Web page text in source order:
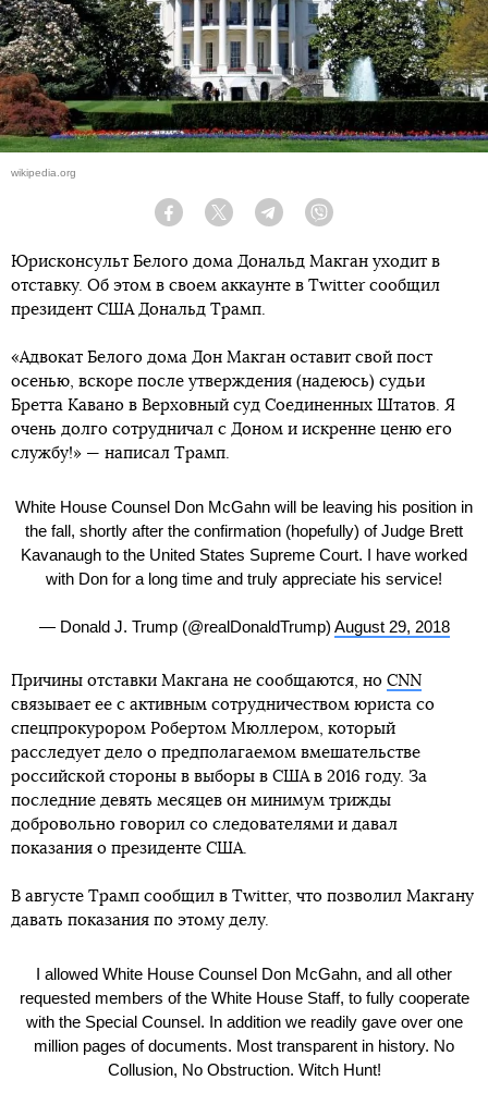
wikipedia.org
Facebook Twitter Telegram
Юрисконсульт Белого дома Дональд Макган уходит в
отставку. Об этом в своем аккаунте в Twitter сообщил
президент США Дональд Трамп.
«Адвокат Белого дома Дон Макган оставит свой пост
осенью, вскоре после утверждения (надеюсь) судьи
Бретта Кавано в Верховный суд Соединенных Штатов. Я
очень долго сотрудничал с Доном и искренне ценю его
службу!» — написал Трамп.
White House Counsel Don McGahn will be leaving his position in
the fall, shortly after the confirmation (hopefully) of Judge Brett
Kavanaugh to the United States Supreme Court. I have worked
with Don for a long time and truly appreciate his service!
— Donald J. Trump (@realDonaldTrump) August 29, 2018
Причины отставки Макгана не сообщаются, но СNN
связывает ее с активным сотрудничеством юриста со
спецпрокурором Робертом Мюллером, который
расследует дело о предполагаемом вмешательстве
российской стороны в выборы в США в 2016 году. За
последние девять месяцев он минимум трижды
добровольно говорил со следователями и давал
показания о президенте США.
В августе Трамп сообщил в Twitter, что позволил Макгану
давать показания по этому делу.
I allowed White House Counsel Don McGahn, and all other
requested members of the White House Staff, to fully cooperate
with the Special Counsel. In addition we readily gave over one
million pages of documents. Most transparent in history. No
Collusion, No Obstruction. Witch Hunt!